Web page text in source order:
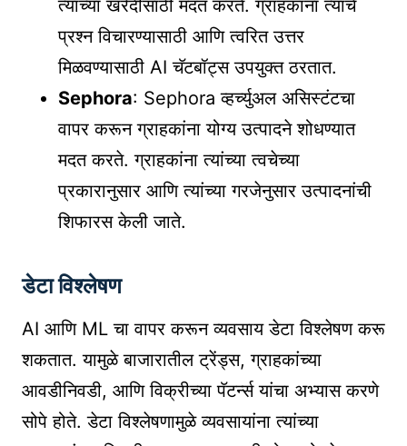
त्यांच्या खरेदीसाठी मदत करते. ग्राहकांना त्यांचे
प्रश्न विचारण्यासाठी आणि त्वरित उत्तर
मिळवण्यासाठी AI चॅटबॉट्स उपयुक्त ठरतात.
Sephora: Sephora व्हर्च्युअल असिस्टंटचा
वापर करून ग्राहकांना योग्य उत्पादने शोधण्यात
मदत करते. ग्राहकांना त्यांच्या त्वचेच्या
प्रकारानुसार आणि त्यांच्या गरजेनुसार उत्पादनांची
शिफारस केली जाते.
डेटा विश्लेषण
AI आणि ML चा वापर करून व्यवसाय डेटा विश्लेषण करू
शकतात. यामुळे बाजारातील ट्रेंड्स, ग्राहकांच्या
आवडीनिवडी, आणि विक्रीच्या पॅटर्न्स यांचा अभ्यास करणे
सोपे होते. डेटा विश्लेषणामुळे व्यवसायांना त्यांच्या